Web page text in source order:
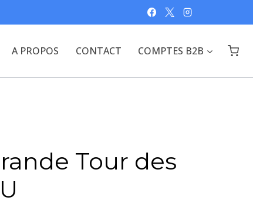
A PROPOS CONTACT COMPTES B2B
Tour des